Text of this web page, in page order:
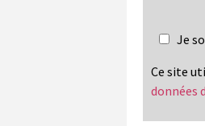
Je
Ce site
données